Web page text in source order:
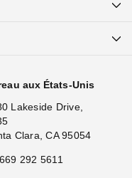
aux États-Unis
Lakeside Drive,
Clara, CA 95054
292 5611